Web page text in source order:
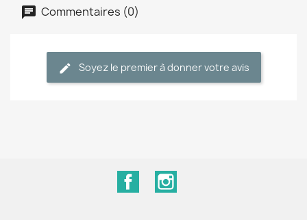
Commentaires (0)
Soyez le premier à donner votre avis
Facebook